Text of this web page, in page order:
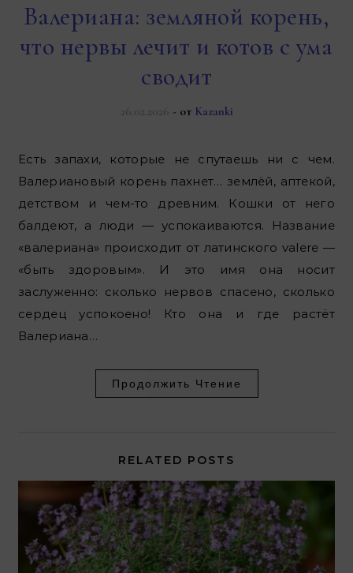
Валериана: земляной корень,
что нервы лечит и котов с ума
сводит
26.02.2026 - от Kazanki
Есть запахи, которые не спутаешь ни с чем.
Валериановый корень пахнет… землёй, аптекой,
детством и чем-то древним. Кошки от него
балдеют, а люди — успокаиваются. Название
«валериана» происходит от латинского valere —
«быть здоровым». И это имя она носит
заслуженно: сколько нервов спасено, сколько
сердец успокоено! Кто она и где растёт
Валериана…
Продолжить Чтение
RELATED POSTS